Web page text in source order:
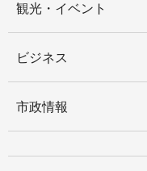
観光・イベント
ビジネス
市政情報